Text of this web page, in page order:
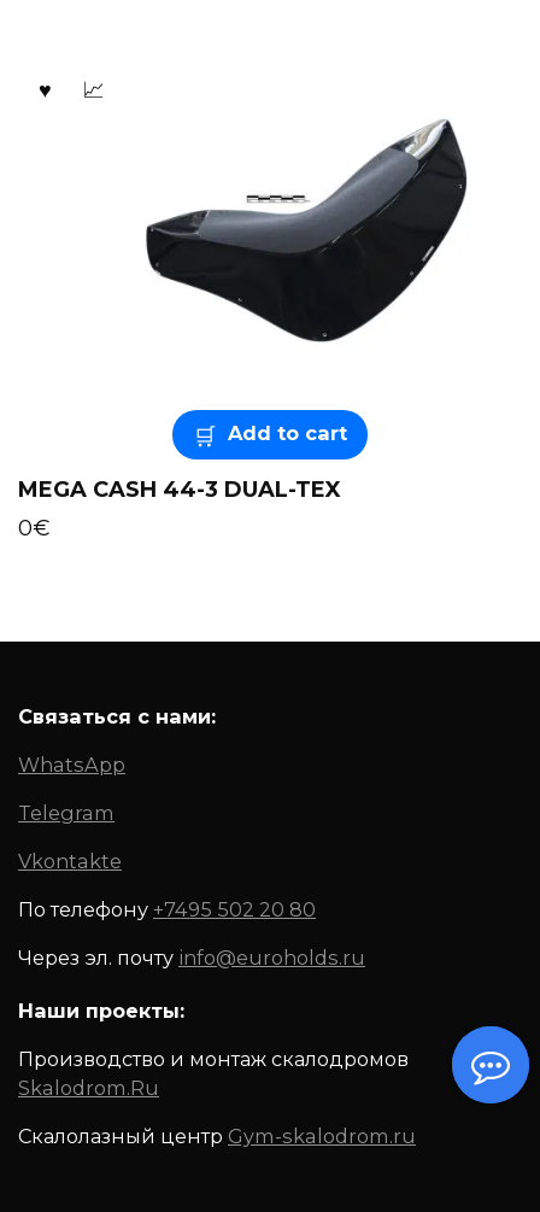
Add to cart
MEGA CASH 44-3 DUAL-TEX
0€
Связаться с нами:
WhatsApp
Telegram
Vkontakte
По телефону +7495 502 20 80
Через эл. почту info@euroholds.ru
Наши проекты:
Производство и монтаж скалодромов
Skalodrom.Ru
Скалолазный центр Gym-skalodrom.ru